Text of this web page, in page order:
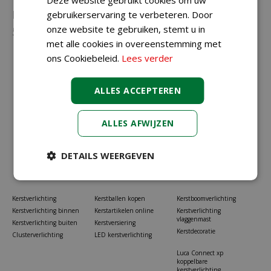
Neem gerust contact met ons op via023-
5581528ofinfo@koopkerstverlichting.nl
Kerstverlichting
Kerstverlichting binnen
Kerstverlichting buiten
Clusterverlichting
Kerstballen kopen
Kerstartikelen online
Kerstversiering
LED kerstverlichting
Kerstboomverlichting
Kerstverlichting
vlaggenmast
Kerstdecoratie
Luca Connect xp
koppelbare
gebruikerservaring te verbeteren. Door
onze website te gebruiken, stemt u in
met alle cookies in overeenstemming met
ons Cookiebeleid. Lees verder
ALLES ACCEPTEREN
ALLES AFWIJZEN
DETAILS WEERGEVEN